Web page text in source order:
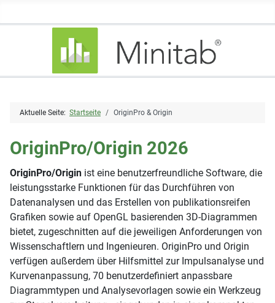
Aktuelle Seite: Startseite OriginPro & Origin
OriginPro/Origin 2026
OriginPro/Origin ist eine benutzerfreundliche Software, die
leistungsstarke Funktionen für das Durchführen von
Datenanalysen und das Erstellen von publikationsreifen
Grafiken sowie auf OpenGL basierenden 3D-Diagrammen
bietet, zugeschnitten auf die jeweiligen Anforderungen von
Wissenschaftlern und Ingenieuren. OriginPro und Origin
verfügen außerdem über Hilfsmittel zur Impulsanalyse und
Kurvenanpassung, 70 benutzerdefiniert anpassbare
Diagrammtypen und Analysevorlagen sowie ein Werkzeug